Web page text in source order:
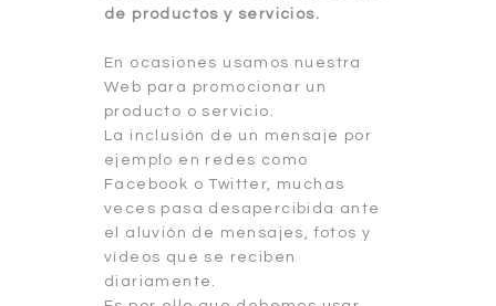
de productos y servicios.
En ocasiones usamos nuestra
Web para promocionar un
producto o servicio.
La inclusión de un mensaje por
ejemplo en redes como
Facebook o Twitter, muchas
veces pasa desapercibida ante
el aluvión de mensajes, fotos y
vídeos que se reciben
diariamente.